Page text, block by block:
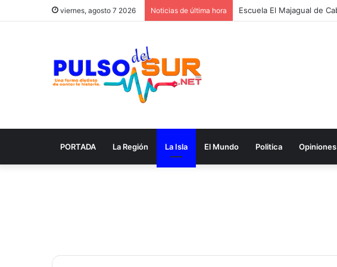
viernes, agosto 7 2026 Noticias de última hora
PORTADA La Región La Isla El Mundo Politica Opiniones